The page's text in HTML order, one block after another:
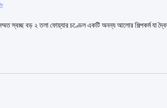
স্বচ্ছ বড় ২ তলা ফোয়্যার চণ্ডেল একটি অনন্য আলোর শিল্পকর্ম যা